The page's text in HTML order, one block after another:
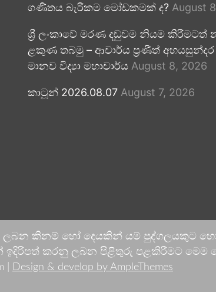
ගණිතය බැරිකම මෝඩකමක් ද? August
ශ්‍රී ලංකාවේ මරණ දඬුවම නියම කිරීමටත්
ළකුණ තබමු – ආචාර්ය ප්‍රණීත්
මානව විද්‍යා මහාචාර්ය August 8, 2026
කාටූන් 2026.08.07 August 7, 2026
ලබන කිනම් හෝ දෙයකින් යම් පුද්ගලයකුට
කරනු ලබන පිළිතුරු පළකිරීමට මෙම
|
Design & develop by AmpleThemes